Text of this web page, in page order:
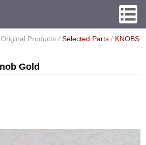
Products / Selected Parts / KNOBS
Gold